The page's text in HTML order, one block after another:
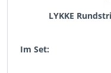
LYKKE
Im Set: